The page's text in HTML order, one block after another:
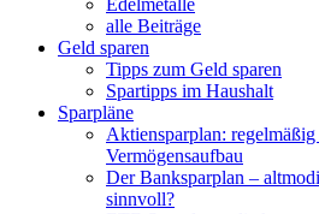
Edelmetalle
alle Beiträge
Geld sparen
Tipps zum Geld sparen
Spartipps im Haushalt
Sparpläne
Aktiensparplan:
Vermögensaufbau
Der Banksparplan –
sinnvoll?